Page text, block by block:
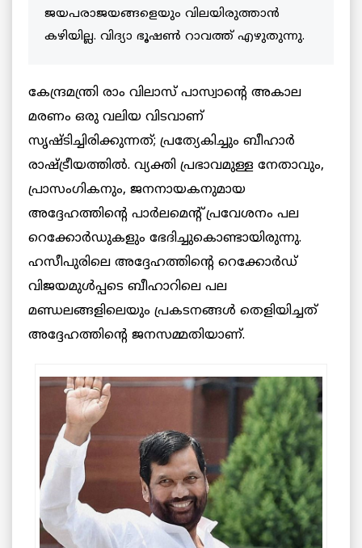
ജയപരാജയങ്ങളെയും വിലയിരുത്താൻ
കഴിയില്ല. വിദ്യാ ഭൂഷൺ റാവത്ത് എഴുതുന്നു.
കേന്ദ്രമന്ത്രി രാം വിലാസ് പാസ്വാന്റെ അകാല
മരണം ഒരു വലിയ വിടവാണ്
സൃഷ്ടിച്ചിരിക്കുന്നത്; പ്രത്യേകിച്ചും ബീഹാർ
രാഷ്ട്രീയത്തിൽ. വ്യക്തി പ്രഭാവമുള്ള നേതാവും,
പ്രാസംഗികനും, ജനനായകനുമായ
അദ്ദേഹത്തിന്റെ പാർലമെന്റ് പ്രവേശനം പല
റെക്കോർഡുകളും ഭേദിച്ചുകൊണ്ടായിരുന്നു.
ഹസീപുരിലെ അദ്ദേഹത്തിന്റെ റെക്കോർഡ്
വിജയമുൾപ്പടെ ബീഹാറിലെ പല
മണ്ഡലങ്ങളിലെയും പ്രകടനങ്ങൾ തെളിയിച്ചത്
അദ്ദേഹത്തിന്റെ ജനസമ്മതിയാണ്.